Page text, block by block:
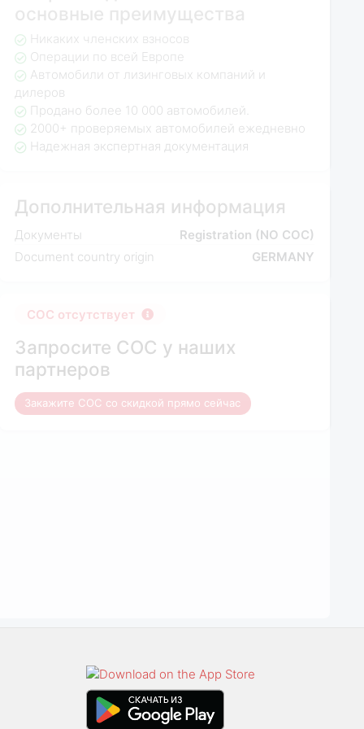
основные преимущества
Никаких членских взносов
Операции по всей Европе
Автомобили от лизинговых компаний и
дилеров
Продано более 10 000 автомобилей.
2000+ проверяемых автомобилей ежедневно
Надежная экспертная документация
Дополнительная информация
Документы
Registration (NO COC)
Document country origin
GERMANY
COC отсутствует
Запросите COC у наших
партнеров
Закажите COC со скидкой прямо сейчас